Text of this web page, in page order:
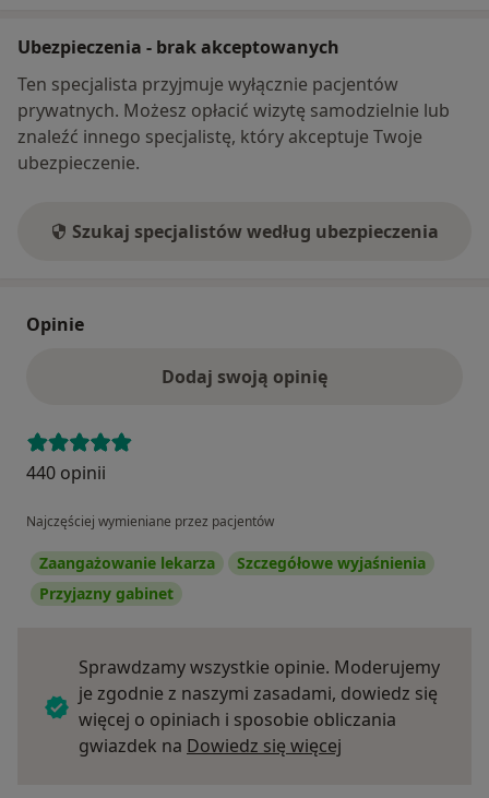
– Journal of Cataract and Refractive Surgery
– Eye and Vision
Jestem członkiem następujących towarzystw
naukowych:
– American Academy of Ophthalmology
Legionowie (NFZ oraz prywatnie). W przypadku
proszę o kontakt w wiadomości przez portal
Zapoznaj się z informacjami na moim profilu.
Wybierz dogodny termin i umów wizytę. Do
zobaczenia!
Ubezpieczenia - brak akceptowanych
Ten specjalista przyjmuje wyłącznie pacjentów
prywatnych. Możesz opłacić wizytę samodzielnie lub
znaleźć innego specjalistę, który akceptuje Twoje
ubezpieczenie.
Szukaj specjalistów według ubezpieczenia
Opinie
Dodaj swoją opinię
440 opinii
Najczęściej wymieniane przez pacjentów
Zaangażowanie lekarza
Szczegółowe wyjaśnienia
Przyjazny gabinet
Sprawdzamy wszystkie opinie. Moderujemy
je zgodnie z naszymi zasadami, dowiedz się
więcej o opiniach i sposobie obliczania
gwiazdek na Dowiedz się więcej